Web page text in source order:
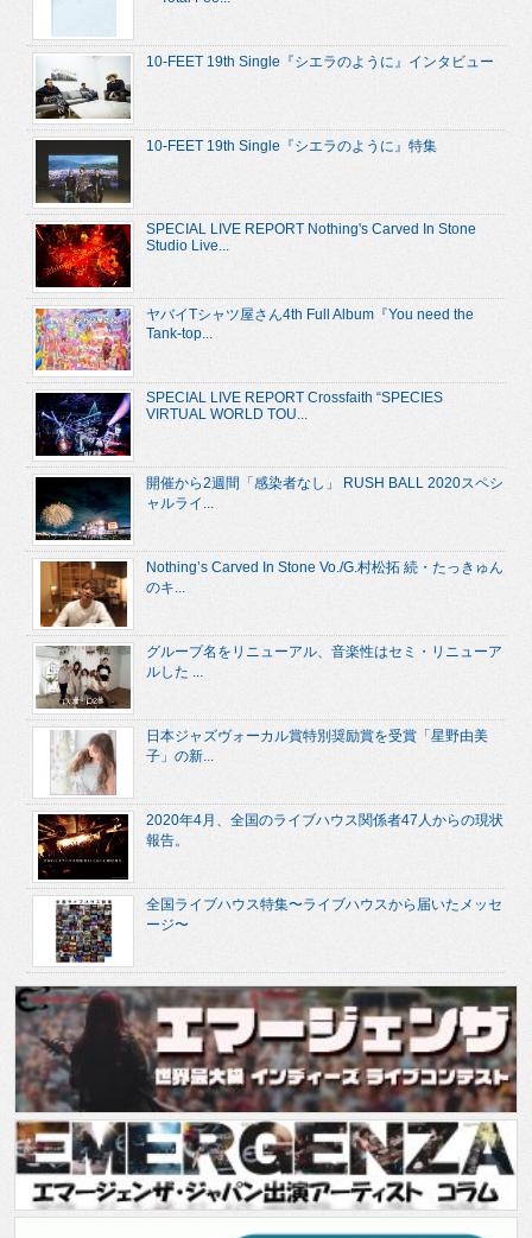
10-FEET 19th Single『シエラのように』インタビュー
10-FEET 19th Single『シエラのように』特集
SPECIAL LIVE REPORT Nothing's Carved In Stone
Studio Live...
ヤバイTシャツ屋さん4th Full Album『You need the
Tank-top...
SPECIAL LIVE REPORT Crossfaith “SPECIES
VIRTUAL WORLD TOU...
開催から2週間「感染者なし」 RUSH BALL 2020スペシ
ャルライ...
Nothing’s Carved In Stone Vo./G.村松拓 続・たっきゅん
のキ...
グループ名をリニューアル、音楽性はセミ・リニューア
ルした ...
日本ジャズヴォーカル賞特別奨励賞を受賞「星野由美
子」の新...
2020年4月、全国のライブハウス関係者47人からの現状
報告。
全国ライブハウス特集〜ライブハウスから届いたメッセ
ージ〜